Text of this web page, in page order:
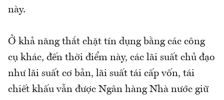
này.
Ở khả năng thắt chặt tín dụng bằng các công
cụ khác, đến thời điểm này, các lãi suất chủ đạo
như lãi suất cơ bản, lãi suất tái cấp vốn, tái
chiết khấu vẫn được Ngân hàng Nhà nước giữ